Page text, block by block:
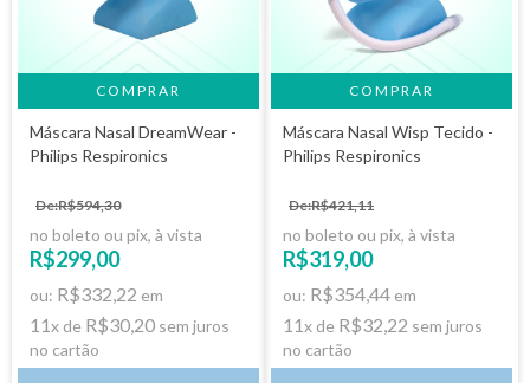
Máscara Nasal DreamWear -
Philips Respironics
De:R$594,30
no boleto ou pix, à vista
R$299,00
ou: R$332,22 em
11x de R$30,20 sem juros
no cartão
Máscara Nasal Wisp Tecido -
Philips Respironics
De:R$421,11
no boleto ou pix, à vista
R$319,00
ou: R$354,44 em
11x de R$32,22 sem juros
no cartão